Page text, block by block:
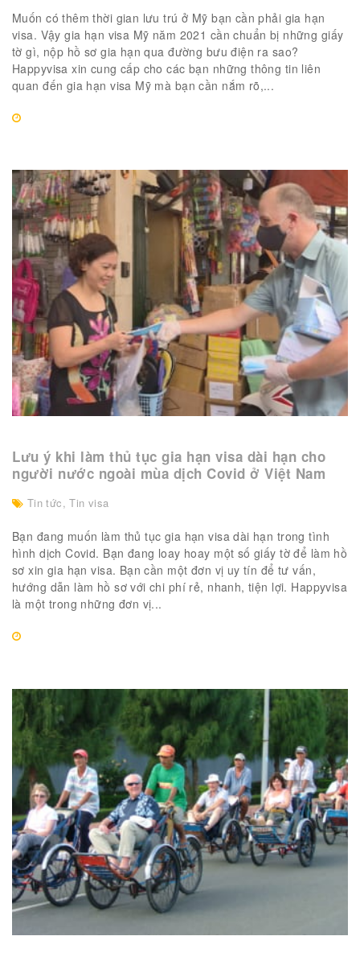
Muốn có thêm thời gian lưu trú ở Mỹ bạn cần phải gia hạn
visa. Vậy gia hạn visa Mỹ năm 2021 cần chuẩn bị những giấy
tờ gì, nộp hồ sơ gia hạn qua đường bưu điện ra sao?
Happyvisa xin cung cấp cho các bạn những thông tin liên
quan đến gia hạn visa Mỹ mà bạn cần nắm rõ,...
Lưu ý khi làm thủ tục gia hạn visa dài hạn cho
người nước ngoài mùa dịch Covid ở Việt Nam
Tin tức,Tin visa
Bạn đang muốn làm thủ tục gia hạn visa dài hạn trong tình
hình dịch Covid. Bạn đang loay hoay một số giấy tờ để làm hồ
sơ xin gia hạn visa. Bạn cần một đơn vị uy tín để tư vấn,
hướng dẫn làm hồ sơ với chi phí rẻ, nhanh, tiện lợi. Happyvisa
là một trong những đơn vị...